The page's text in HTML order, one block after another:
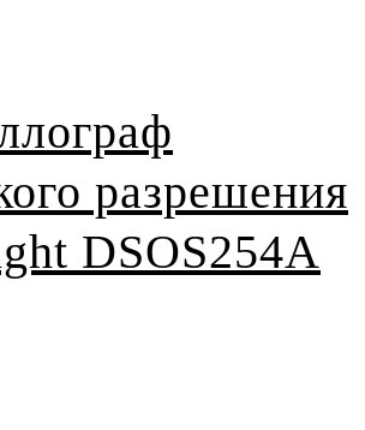
разрешения
DSOS254A